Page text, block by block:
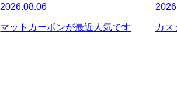
2026.08.06
マットカーボンが最近人気です カス